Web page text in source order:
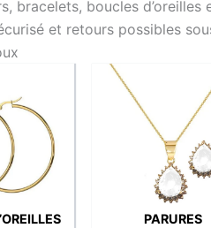
bracelets, boucles
et retours possibles
PARURES